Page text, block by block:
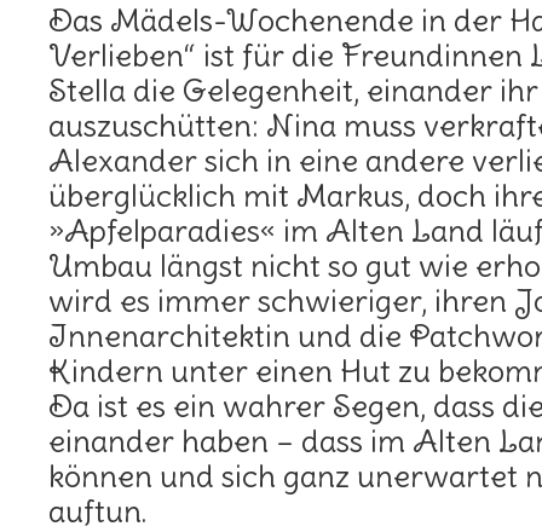
Das Mädels-Wochenende in der
Verlieben“ ist für die Freundinnen
Stella die Gelegenheit, einander
auszuschütten: Nina muss
Alexander sich in eine andere
überglücklich mit Markus, doch
»Apfelparadies« im Alten Land
Umbau längst nicht so gut wie
wird es immer schwieriger, ihren
Innenarchitektin und die
Kindern unter einen Hut zu
Da ist es ein wahrer Segen, dass
einander haben – dass im Alten
können und sich ganz unerwartet
auftun.